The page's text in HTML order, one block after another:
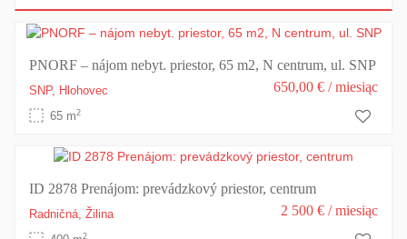
PNORF – nájom nebyt. priestor, 65 m2, N centrum, ul. SNP
SNP, Hlohovec
65 m2
650,00 € / miesiąc
ID 2878 Prenájom: prevádzkový priestor, centrum
Radničná, Žilina
2
2 500 € / miesiąc